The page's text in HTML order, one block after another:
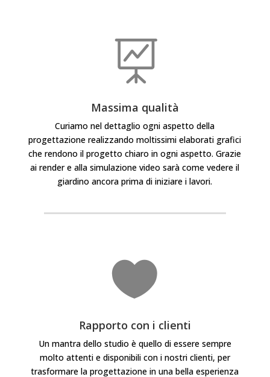

Massima qualità
Curiamo nel dettaglio ogni aspetto della
progettazione realizzando moltissimi elaborati grafici
che rendono il progetto chiaro in ogni aspetto. Grazie
ai render e alla simulazione video sarà come vedere il
giardino ancora prima di iniziare i lavori.

Rapporto con i clienti
Un mantra dello studio è quello di essere sempre
molto attenti e disponibili con i nostri clienti, per
trasformare la progettazione in una bella esperienza